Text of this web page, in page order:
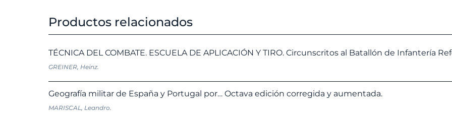
Productos relacionados
TÉCNICA DEL COMBATE. ESCUELA DE APLICACIÓN Y TIRO. Circunscritos al Batallón de Infantería
GREINER, Heinz.
Geografía militar de España y Portugal por… Octava edición corregida y aumentada.
MARISCAL, Leandro.